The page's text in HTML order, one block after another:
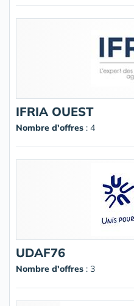
IFRIA OUEST
Nombre d'offres : 4
UDAF76
Nombre d'offres : 3